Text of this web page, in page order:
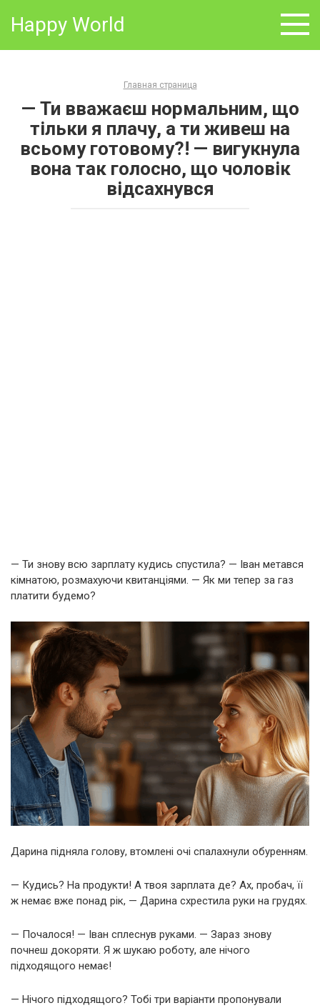
Happy World
Главная страница
— Ти вважаєш нормальним, що
тільки я плачу, а ти живеш на
всьому готовому?! — вигукнула
вона так голосно, що чоловік
відсахнувся
— Ти знову всю зарплату кудись спустила? — Іван метався
кімнатою, розмахуючи квитанціями. — Як ми тепер за газ
платити будемо?
Дарина підняла голову, втомлені очі спалахнули обуренням.
— Кудись? На продукти! А твоя зарплата де? Ах, пробач, її
ж немає вже понад рік, — Дарина схрестила руки на грудях.
— Почалося! — Іван сплеснув руками. — Зараз знову
почнеш докоряти. Я ж шукаю роботу, але нічого
підходящого немає!
— Нічого підходящого? Тобі три варіанти пропонували